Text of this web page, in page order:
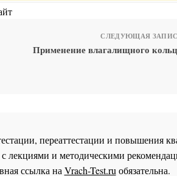
СЛЕДУЮЩАЯ
Применение влагалищного
переаттестации и повышения
лекциями и методическими
ссылка наVrach-Test.ruобязательна.